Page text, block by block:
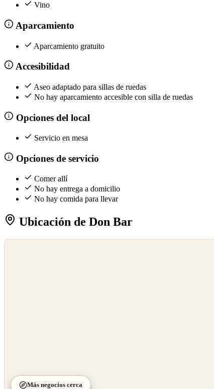
Vino
Aparcamiento
Aparcamiento gratuito
Accesibilidad
Aseo adaptado para sillas de ruedas
No hay aparcamiento accesible con silla de ruedas
Opciones del local
Servicio en mesa
Opciones de servicio
Comer allí
No hay entrega a domicilio
No hay comida para llevar
Ubicación de Don Bar
Más negocios cerca